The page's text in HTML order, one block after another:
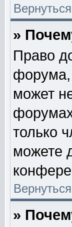
»
Право
форума,
может
только
можете
»